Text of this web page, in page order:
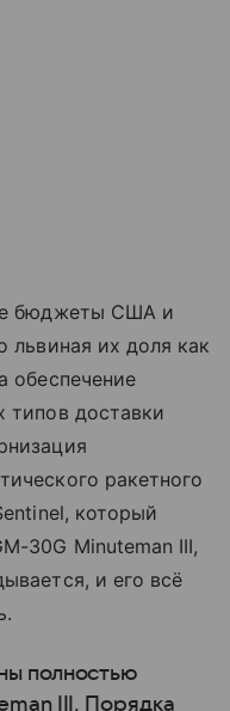
бюджеты США и
их доля как
обеспечение
типов доставки
ракетного
который
30G Minuteman III,
и его всё
полностью
III. Порядка